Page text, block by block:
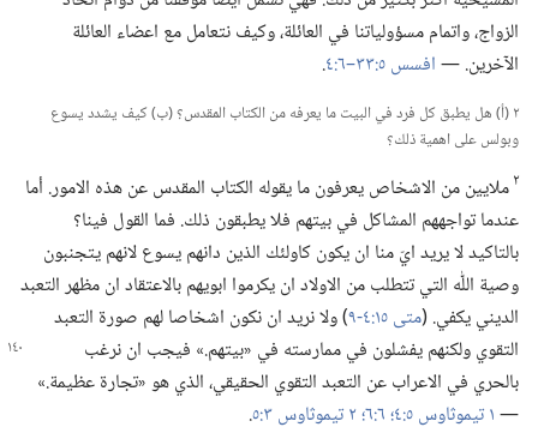
الزواج،‏ واتمام مسؤولياتنا في العائلة،‏ وكيف نتعامل مع اعضاء العائلة
الآخرين.‏ —‏افسس ٥:‏٣٣–‏٦:‏٤ ‏.‏
٢ (‏أ)‏ هل يطبق كل فرد في البيت ما يعرفه من الكتاب المقدس؟‏ (‏ب)‏ كيف يشدد يسوع
وبولس على اهمية ذلك؟‏
٢ملايين من الاشخاص يعرفون ما يقوله الكتاب المقدس عن هذه الامور.‏ أما
عندما تواجههم المشاكل في بيتهم فلا يطبقون ذلك.‏ فما القول فينا؟‏
بالتاكيد لا يريد ايّ منا ان يكون كاولئك الذين دانهم يسوع لانهم يتجنبون
وصية اللّٰه التي تتطلب من الاولاد ان يكرموا ابويهم بالاعتقاد ان مظهر التعبد
الديني يكفي.‏ (‏متى ١٥:‏​٤-‏٩
‏)‏ ولا نريد ان نكون اشخاصا لهم صورة التعبد
التقوي ولكنهم يفشلون في ممارسته في «بيتهم.‏» فيجب ان نرغب
بالحري في الاعراب عن التعبد التقوي الحقيقي،‏ الذي هو «تجارة عظيمة.‏»
—‏١ تيموثاوس ٥:‏٤؛‏
‏.‏